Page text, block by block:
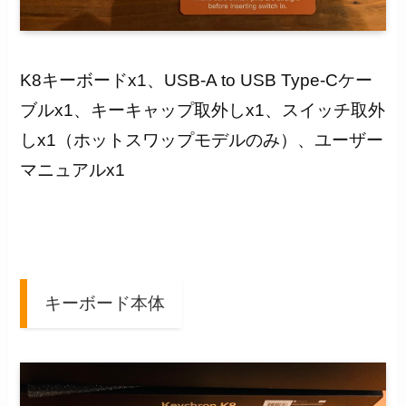
K8キーボードx1、USB-A to USB Type-Cケー
ブルx1、キーキャップ取外しx1、スイッチ取外
しx1（ホットスワップモデルのみ）、ユーザー
マニュアルx1
キーボード本体